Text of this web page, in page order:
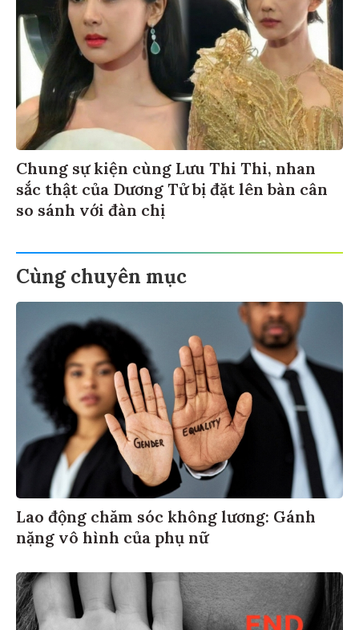
Chung sự kiện cùng Lưu Thi Thi, nhan
sắc thật của Dương Tử bị đặt lên bàn cân
so sánh với đàn chị
Cùng chuyên mục
Lao động chăm sóc không lương: Gánh
nặng vô hình của phụ nữ